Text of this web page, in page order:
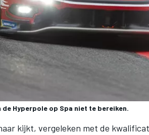
Hyperpole op Spa niet te bereiken.
kijkt, vergeleken met de